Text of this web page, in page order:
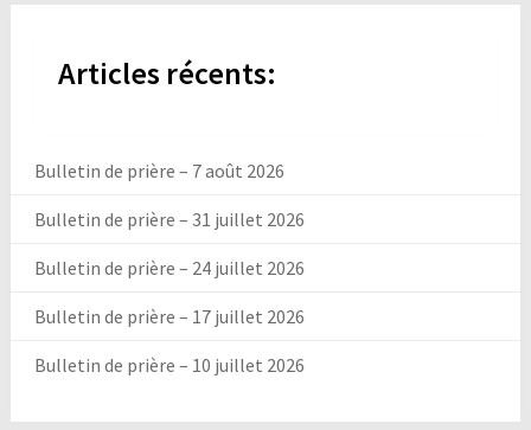
Articles récents:
Bulletin de prière – 7 août 2026
Bulletin de prière – 31 juillet 2026
Bulletin de prière – 24 juillet 2026
Bulletin de prière – 17 juillet 2026
Bulletin de prière – 10 juillet 2026